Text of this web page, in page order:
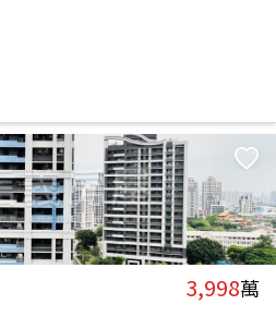
3,998萬